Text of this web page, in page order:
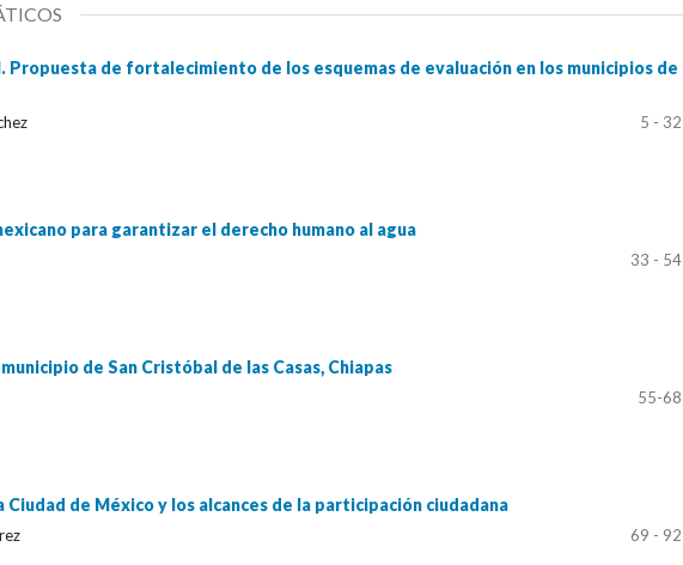
Propuesta de fortalecimiento de los esquemas de evaluación en los municipios de
5 - 32
para garantizar el derecho humano al agua
33 - 54
de San Cristóbal de las Casas, Chiapas
55-68
de México y los alcances de la participación ciudadana
69 - 92